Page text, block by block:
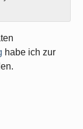
habe ich zur